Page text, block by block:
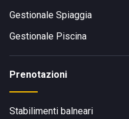
Gestionale Spiaggia
Gestionale Piscina
Prenotazioni
Stabilimenti balneari